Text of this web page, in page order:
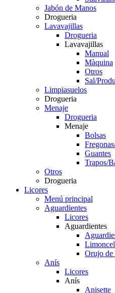
Jabón de Manos
Drogueria
Lavavajillas
Drogueria
Lavavajillas
Manual
Màquina
Otros
Sal/
Limpiasuelos
Drogueria
Menaje
Drogueria
Menaje
Bolsas
Guantes
Trapos/
Otros
Drogueria
Licores
Menú principal
Aguardientes
Licores
Aguardientes
Orujo de
Anís
Licores
Anís
Anisette